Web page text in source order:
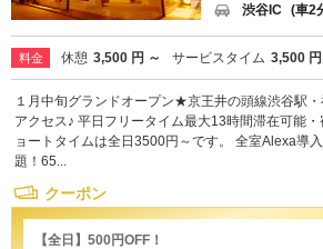
渋谷IC (車2
料金 休憩 3,500 円 ～ サービスタイム 3,500 円
１月中旬グランドオープン★京王井の頭線渋谷駅
アクセス♪ 平日フリータイム最大13時間滞在可能
ョートタイムは全日3500円～です。 全室Alexa導
題！65...
クーポン
【全日】500円OFF！